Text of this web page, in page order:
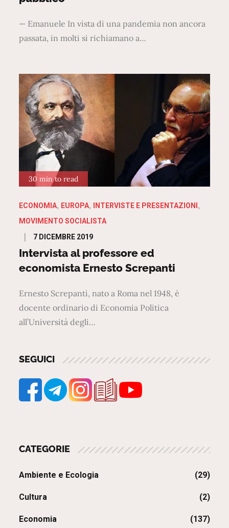
— Emanuele In vista di una pandemia non ancora
passata, in molti si richiamano a…
30 min to read
ECONOMIA EUROPA
INTERVISTE E PRESENTAZIONI
MOVIMENTO SOCIALISTA
Posted
on
7 DICEMBRE 2019
Intervista al professore ed
economista Ernesto Screpanti
Ernesto Screpanti, nato a Roma nel 1948, è
docente ordinario di Economia Politica
all’Università degli…
SEGUICI
CATEGORIE
Ambiente e Ecologia (29)
Cultura (2)
Economia (137)